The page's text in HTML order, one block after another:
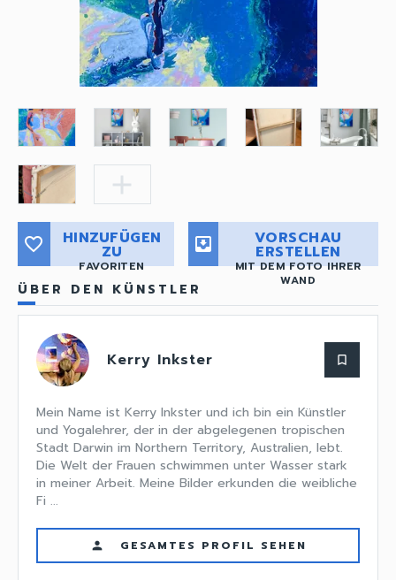
add
favorite_border HINZUFÜGEN
ZU
FAVORITEN
move_to_inbox VORSCHAU
ERSTELLEN
MIT DEM FOTO IHRER
WAND
ÜBER DEN KÜNSTLER
Kerry Inkster bookmark_border
Mein Name ist Kerry Inkster und ich bin ein Künstler
und Yogalehrer, der in der abgelegenen tropischen
Stadt Darwin im Northern Territory, Australien, lebt.
Die Welt der Frauen schwimmen unter Wasser stark
in meiner Arbeit. Meine Bilder erkunden die weibliche
Fi ...
person GESAMTES PROFIL SEHEN